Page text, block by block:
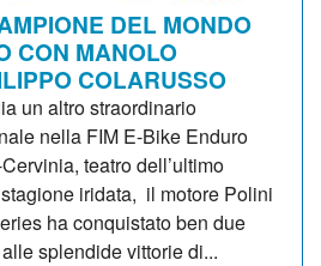
DEL MONDO
CON MANOLO
COLARUSSO
un altro straordinario
nella FIM E-Bike Enduro
teatro dell’ultimo
iridata, il motore Polini
ha conquistato ben due
splendide vittorie di...